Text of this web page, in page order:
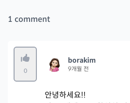
1 comment
0
borakim
9개월 전
안녕하세요!!